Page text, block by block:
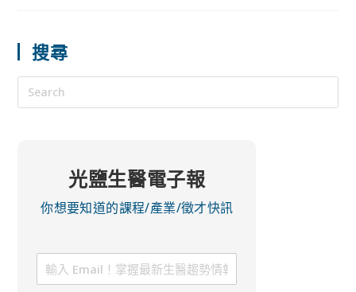
搜尋
光鹽生醫電子報
你想要知道的課程/產業/徵才快訊